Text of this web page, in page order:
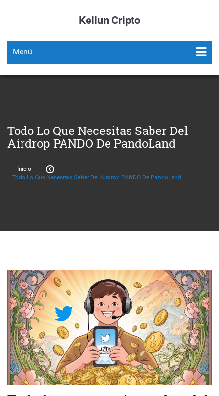
Kellun Cripto
Menú
Todo Lo Que Necesitas Saber Del
Airdrop PANDO De PandoLand
Inicio
Todo Lo Que Necesitas Saber Del Airdrop PANDO De PandoLand